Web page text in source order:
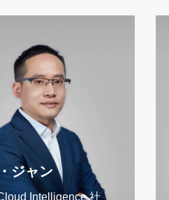
ジャン
Intelligence 社